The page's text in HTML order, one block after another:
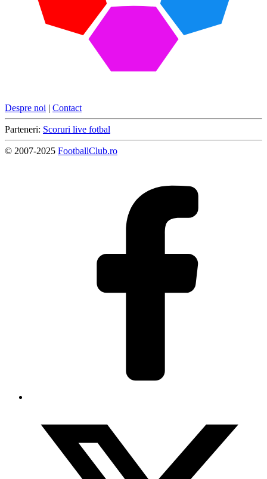
Despre noi | Contact
Parteneri: Scoruri live fotbal
© 2007-2025 FootballClub.ro